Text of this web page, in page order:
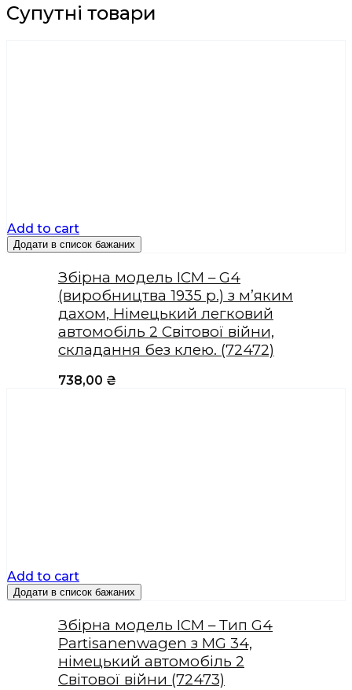
Супутні товари
Add to cart
Додати в список бажаних
Збірна модель ICM – G4
(виробництва 1935 р.) з м’яким
дахом, Німецький легковий
автомобіль 2 Світової війни,
складання без клею. (72472)
738,00 ₴
Add to cart
Додати в список бажаних
Збірна модель ICM – Тип G4
Partisanenwagen з MG 34,
німецький автомобіль 2
Світової війни (72473)